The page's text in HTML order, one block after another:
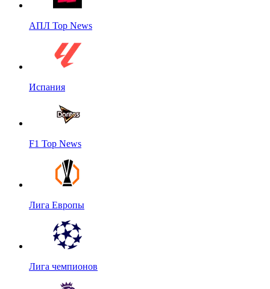
АПЛ Top News
Испания
F1 Top News
Лига Европы
Лига чемпионов